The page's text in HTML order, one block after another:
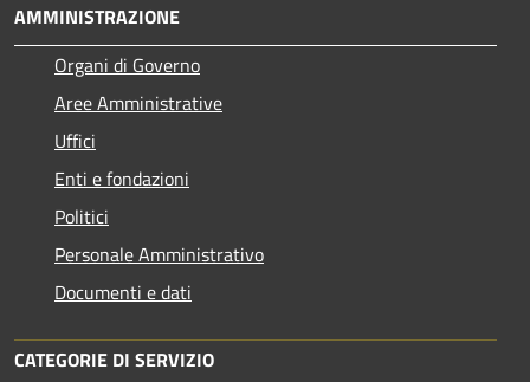
AMMINISTRAZIONE
Organi di Governo
Aree Amministrative
Uffici
Enti e fondazioni
Politici
Personale Amministrativo
Documenti e dati
CATEGORIE DI SERVIZIO